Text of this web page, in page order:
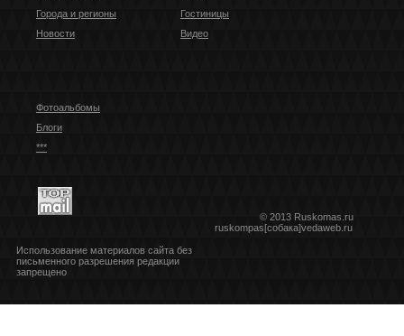
Города и регионы
Новости
Гостиницы
Видео
Фотоальбомы
Блоги
***
© 2013 Ruskomas.ru
ruskompas[собака]vedaweb.ru
Использование материалов сайта без
письменного разрешения редакции
запрещено